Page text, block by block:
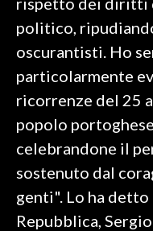
CULTURA
GOSSIP
SALUTE
SARDEGNA TURISMO
SARDI NEL MONDO
politico,
oscurantisti. Ho
particolarmente
ricorrenze del 25
popolo
celebrandone il
sostenuto dal
genti". Lo ha
Repubblica,